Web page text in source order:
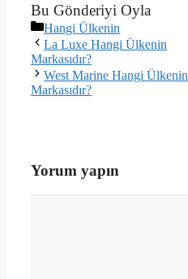
Bu Gönderiyi Oyla
Kategoriler
Hangi Ülkenin
La Luxe Hangi Ülkenin
Markasıdır?
West Marine Hangi Ülkenin
Markasıdır?
Yorum yapın